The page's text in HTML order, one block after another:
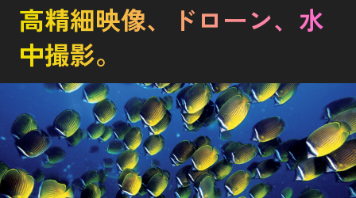
高精細映像、ドローン、水
中撮影。